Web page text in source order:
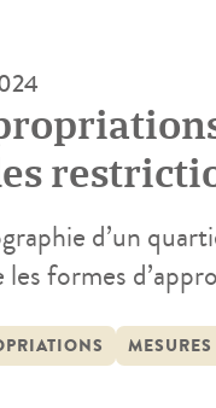
d’un
les formes
de leurs